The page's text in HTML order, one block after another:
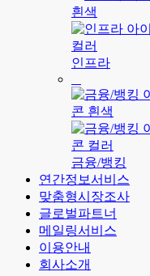
인프라
금융/뱅킹
연간정보서비스
맞춤형시장조사
글로벌파트너
메일링서비스
이용안내
회사소개